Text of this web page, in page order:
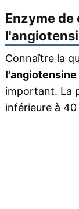
Enzyme
Connaître la
l'angiotensine
important. La
inférieure à